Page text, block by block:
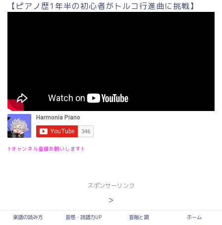
【ピアノ歴1年半の初心者がトルコ行進曲に挑戦】
↑チャンネル登録お願いします↑
スポンサーリンク
>
楽譜の読み方 音感・読譜力UP 音階と調 ホーム